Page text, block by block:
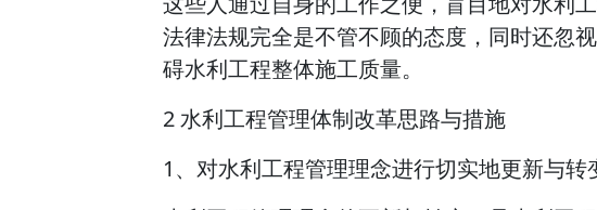
法律法规完全是不管不顾的态度，同时还忽
碍水利工程整体施工质量。
2 水利工程管理体制改革思路与措施
1、对水利工程管理理念进行切实地更新与转